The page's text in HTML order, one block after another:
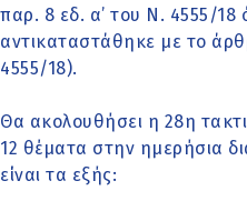
παρ. 8 εδ. α’ του Ν. 4555/
αντικαταστάθηκε με το
4555/18).
Θα ακολουθήσει η 28η
12 θέματα στην ημερήσια
είναι τα εξής: